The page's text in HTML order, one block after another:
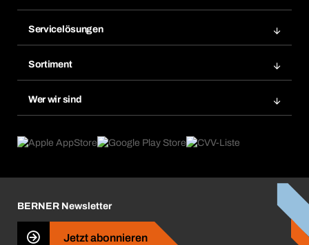
Merklisten
Nachbestellung
Dauerauftrag
Servicelösungen
Gefahrenstoffdatenbank
eProcurement
Produktfinder
Sortiment
Wer wir sind
Was uns antreibt
Business Conduct
BERNER Newsletter
Jetzt abonnieren